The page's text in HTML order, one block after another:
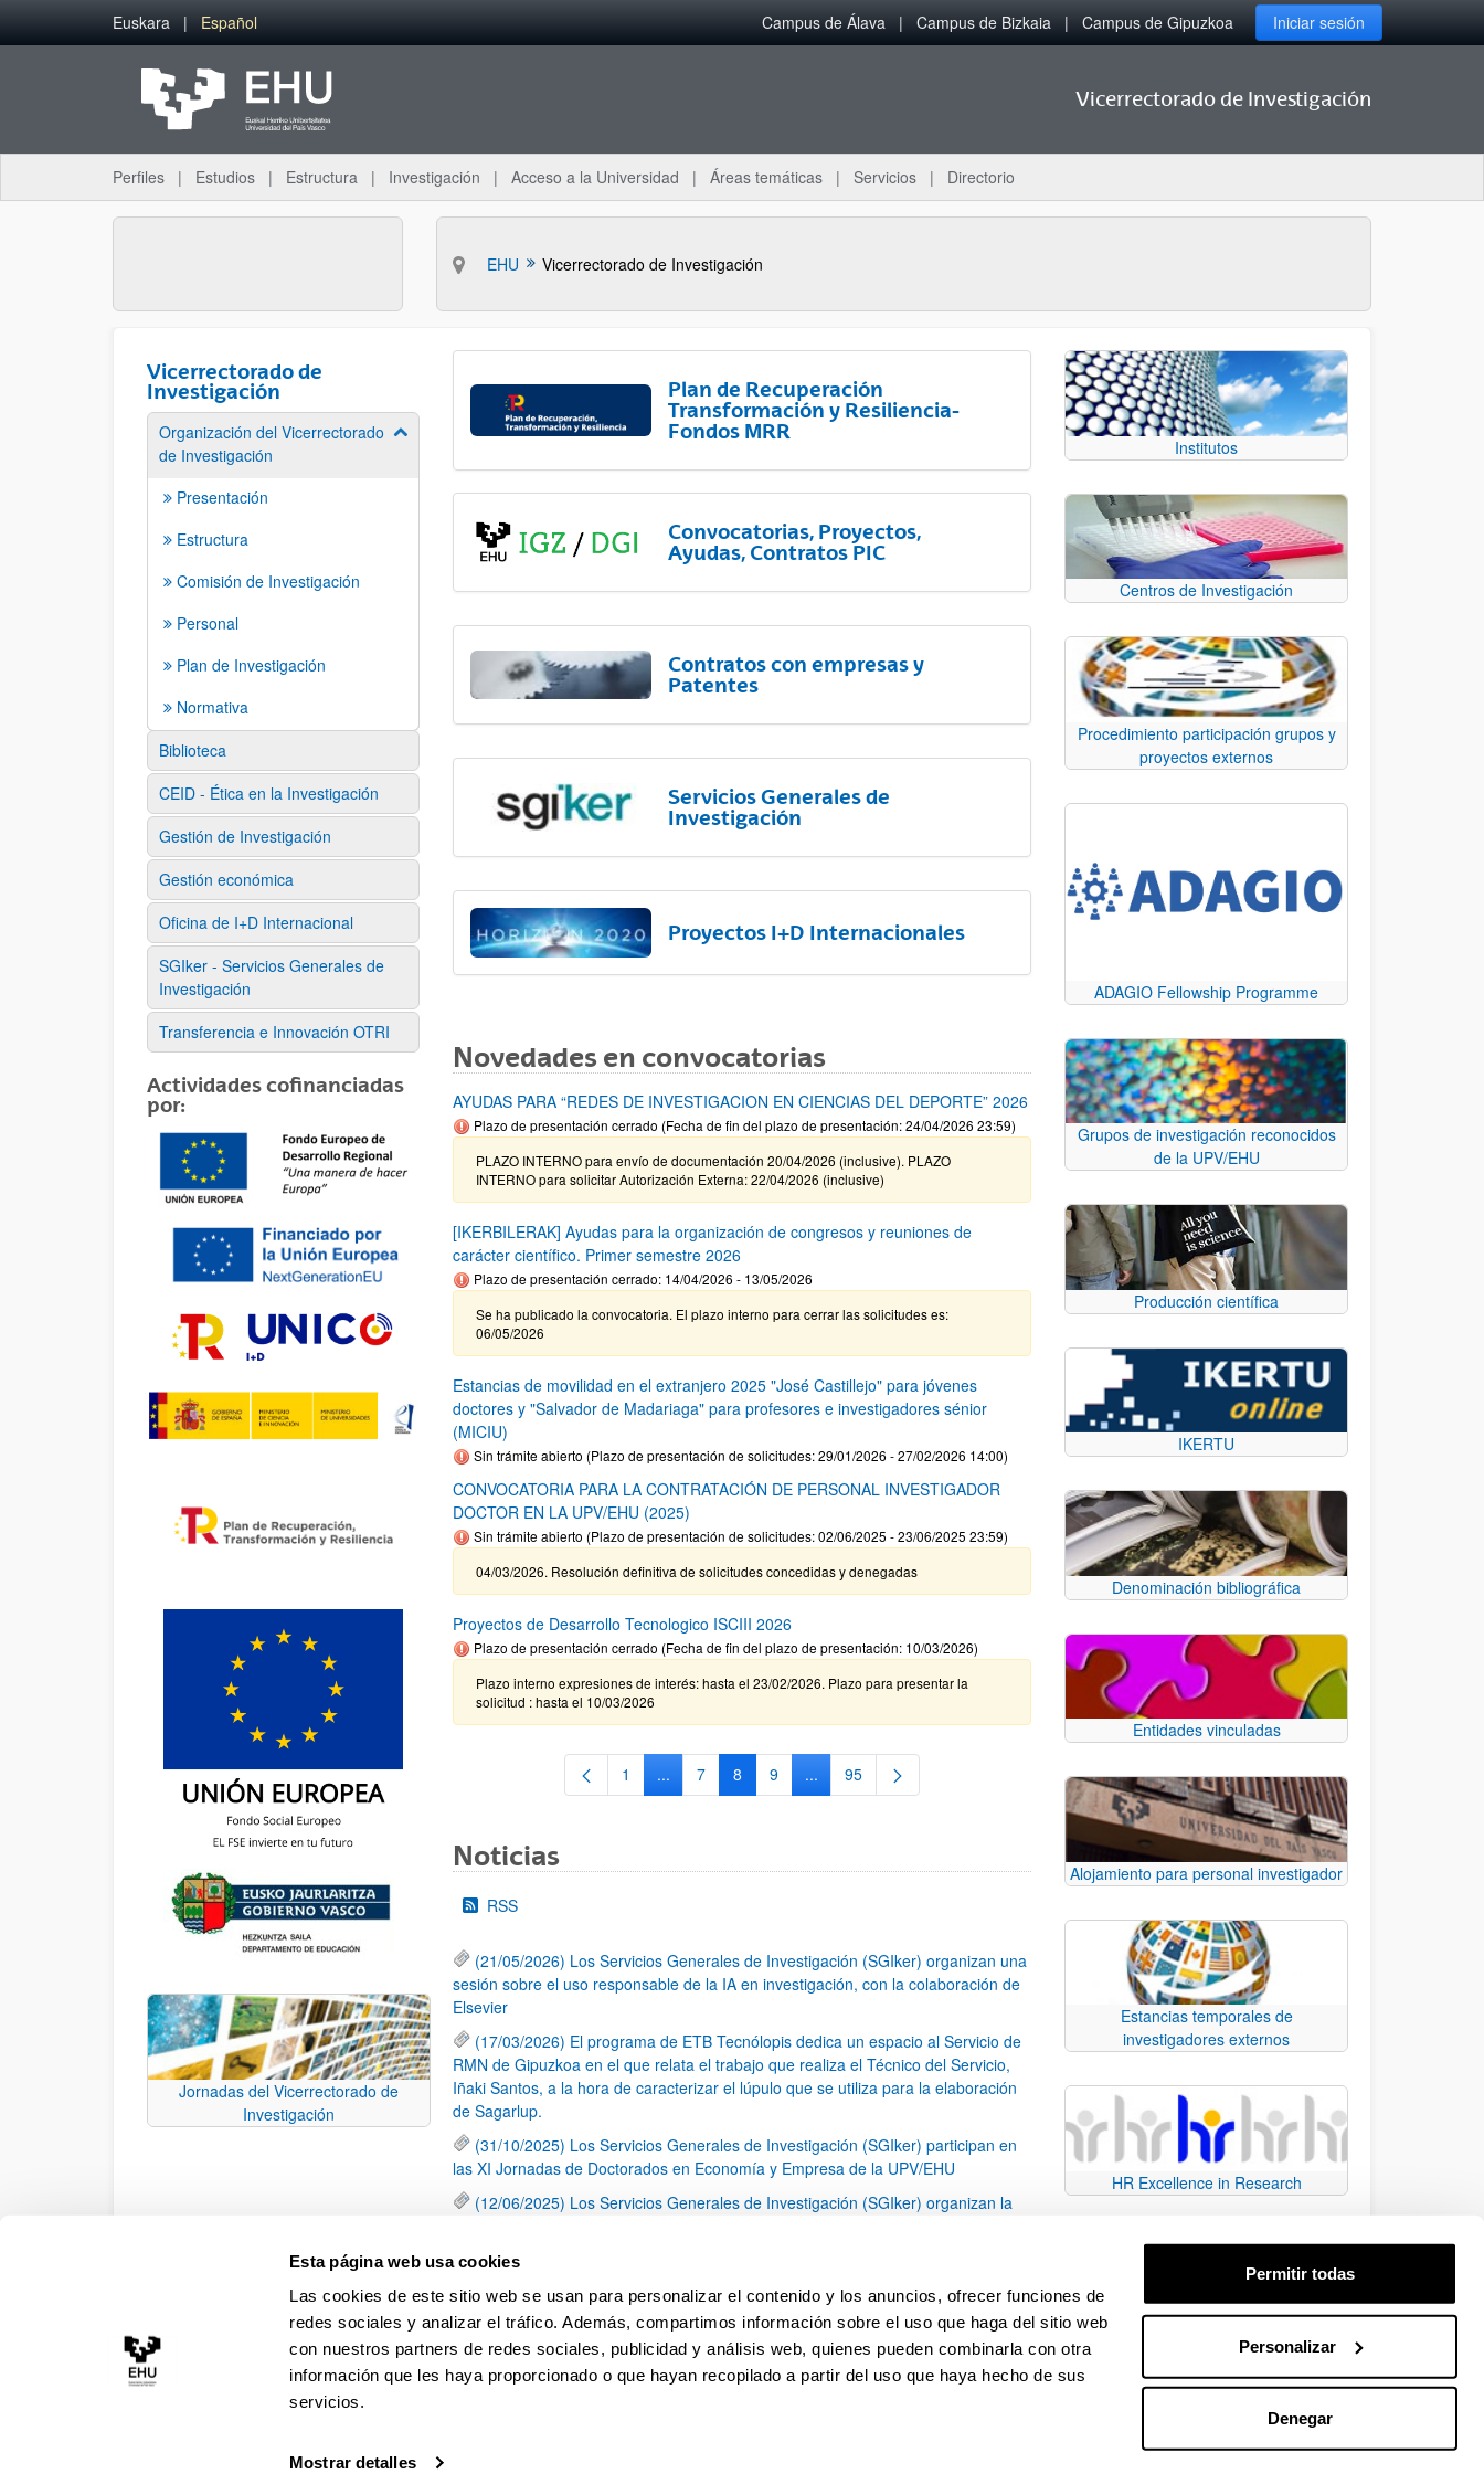
Esta página web usa cookies
Las cookies de este sitio web se usan para personalizar el contenido y los anuncios, ofrecer funciones de
redes sociales y analizar el tráfico. Además, compartimos información sobre el uso que haga del sitio web
con nuestros partners de redes sociales, publicidad y análisis web, quienes pueden combinarla con otra
información que les haya proporcionado o que hayan recopilado a partir del uso que haya hecho de sus
servicios.
Mostrar detalles
Permitir todas
Personalizar
Denegar
Saltar al contenido principal
Euskara Español Campus de Álava Campus de Bizkaia Campus de Gipuzkoa Iniciar sesión
Vicerrectorado de Investigación
Perfiles Estudios Estructura Investigación Acceso a la Universidad Áreas temáticas Servicios Directorio
EHU Vicerrectorado de Investigación
Vicerrectorado de
Investigación
Organización del Vicerrectorado
de Investigación
Mostrar/ocultar subpáginas
Presentación
Estructura
Comisión de Investigación
Personal
Plan de Investigación
Normativa
Biblioteca
CEID - Ética en la Investigación
Gestión de Investigación
Gestión económica
Oficina de I+D Internacional
SGIker - Servicios Generales de
Investigación
Transferencia e Innovación OTRI
Actividades cofinanciadas
por:
Jornadas del Vicerrectorado de
Investigación
Plan de Recuperación
Transformación y Resiliencia-
Fondos MRR
Convocatorias, Proyectos,
Ayudas, Contratos PIC
Contratos con empresas y
Patentes
Servicios Generales de
Investigación
Proyectos I+D Internacionales
Novedades en convocatorias
AYUDAS PARA “REDES DE INVESTIGACION EN CIENCIAS DEL DEPORTE” 2026
Plazo de presentación cerrado (Fecha de fin del plazo de presentación: 24/04/2026 23:59)
PLAZO INTERNO para envío de documentación 20/04/2026 (inclusive). PLAZO
INTERNO para solicitar Autorización Externa: 22/04/2026 (inclusive)
[IKERBILERAK] Ayudas para la organización de congresos y reuniones de
carácter científico. Primer semestre 2026
Plazo de presentación cerrado: 14/04/2026 - 13/05/2026
Se ha publicado la convocatoria. El plazo interno para cerrar las solicitudes es:
06/05/2026
Estancias de movilidad en el extranjero 2025 "José Castillejo" para jóvenes
doctores y "Salvador de Madariaga" para profesores e investigadores sénior
(MICIU)
Sin trámite abierto (Plazo de presentación de solicitudes: 29/01/2026 - 27/02/2026 14:00)
CONVOCATORIA PARA LA CONTRATACIÓN DE PERSONAL INVESTIGADOR
DOCTOR EN LA UPV/EHU (2025)
Sin trámite abierto (Plazo de presentación de solicitudes: 02/06/2025 - 23/06/2025 23:59)
04/03/2026. Resolución definitiva de solicitudes concedidas y denegadas
Proyectos de Desarrollo Tecnologico ISCIII 2026
Plazo de presentación cerrado (Fecha de fin del plazo de presentación: 10/03/2026)
Plazo interno expresiones de interés: hasta el 23/02/2026. Plazo para presentar la
solicitud : hasta el 10/03/2026
Página
1 ...Páginas intermedias Use TAB para desplazarse.
Página
7 Página
8 Página
9 ...Páginas intermedias Use TAB para desplazarse.
Página
95
Noticias
RSS
(21/05/2026) Los Servicios Generales de Investigación (SGIker) organizan una
sesión sobre el uso responsable de la IA en investigación, con la colaboración de
Elsevier
(17/03/2026) El programa de ETB Tecnólopis dedica un espacio al Servicio de
RMN de Gipuzkoa en el que relata el trabajo que realiza el Técnico del Servicio,
Iñaki Santos, a la hora de caracterizar el lúpulo que se utiliza para la elaboración
de Sagarlup.
(31/10/2025) Los Servicios Generales de Investigación (SGIker) participan en
las XI Jornadas de Doctorados en Economía y Empresa de la UPV/EHU
(12/06/2025) Los Servicios Generales de Investigación (SGIker) organizan la
una caracterización química de dos variedades de lúpulo silvestre
Página
1 Página
2 Página
3 ...
Páginas intermedias Use TAB para desplazarse.
Página
79
Institutos
Centros de Investigación
Procedimiento participación grupos y
proyectos externos
ADAGIO Fellowship Programme
Grupos de investigación reconocidos
de la UPV/EHU
Producción científica
IKERTU
Denominación bibliográfica
Entidades vinculadas
Alojamiento para personal investigador
Estancias temporales de
investigadores externos
HR Excellence in Research